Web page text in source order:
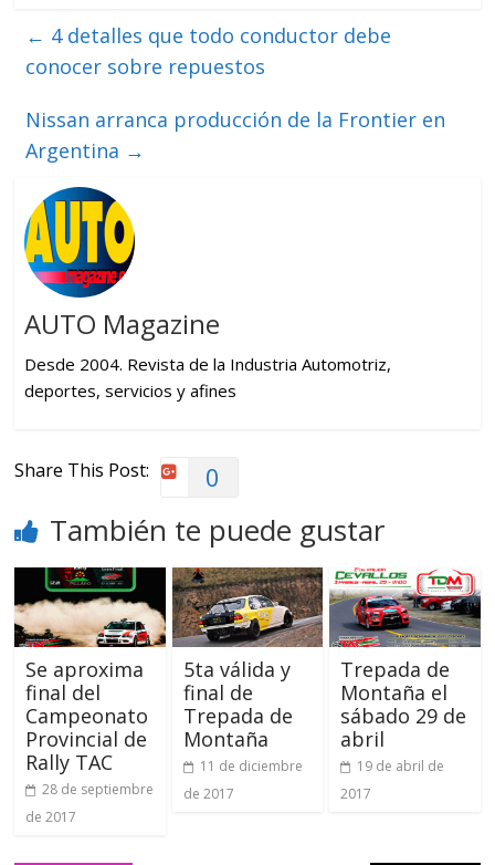
← 4 detalles que todo conductor debe
conocer sobre repuestos
Nissan arranca producción de la Frontier en
Argentina →
AUTO Magazine
Desde 2004. Revista de la Industria Automotriz,
deportes, servicios y afines
Share This Post: 0
También te puede gustar
Se aproxima
final del
Campeonato
Provincial de
Rally TAC
28 de septiembre
de 2017
5ta válida y
final de
Trepada de
Montaña
11 de diciembre
de 2017
Trepada de
Montaña el
sábado 29 de
abril
19 de abril de
2017